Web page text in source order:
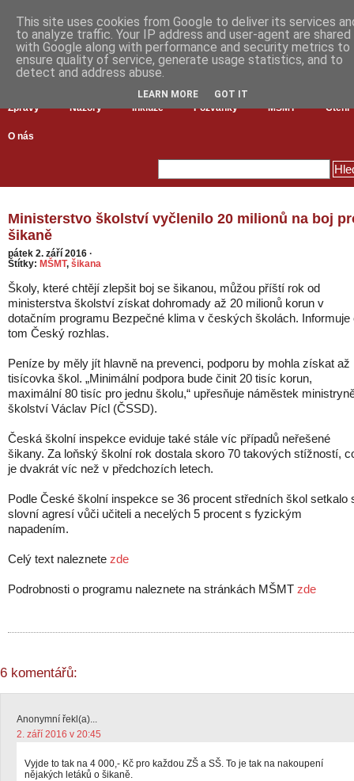
Zprávy Názory Inkluze Pozvánky MŠMT Čtení
O nás
Ministerstvo školství vyčlenilo 20 milionů na boj
šikaně
pátek 2. září 2016 ·
Štítky: MŠMT, šikana
Školy, které chtějí zlepšit boj se šikanou, můžou příští rok od
ministerstva školství získat dohromady až 20 milionů korun v
dotačním programu Bezpečné klima v českých školách. Informuje
tom Český rozhlas.
Peníze by měly jít hlavně na prevenci, podporu by mohla získat až
tisícovka škol. „Minimální podpora bude činit 20 tisíc korun,
maximální 80 tisíc pro jednu školu,“ upřesňuje náměstek
školství Václav Pícl (ČSSD).
Česká školní inspekce eviduje také stále víc případů neřešené
šikany. Za loňský školní rok dostala skoro 70 takových stížností,
je dvakrát víc než v předchozích letech.
Podle České školní inspekce se 36 procent středních škol setkalo
slovní agresí vůči učiteli a necelých 5 procent s fyzickým
napadením.
Celý text naleznete zde
Podrobnosti o programu naleznete na stránkách MŠMT zde
6 komentářů:
Anonymní řekl(a)...
2. září 2016 v 20:45
Vyjde to tak na 4 000,- Kč pro každou ZŠ a SŠ. To je tak na nakoupení
nějakých letáků o šikaně.
This site uses cookies from Google to deliver its services
to analyze traffic. Your IP address and user-agent are shared
with Google along with performance and security metrics to
ensure quality of service, generate usage statistics, and to
detect and address abuse.
LEARN MORE GOT IT